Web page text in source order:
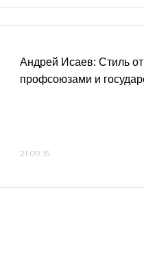
Андрей Исаев: Стиль
профсоюзами и
21.09.15